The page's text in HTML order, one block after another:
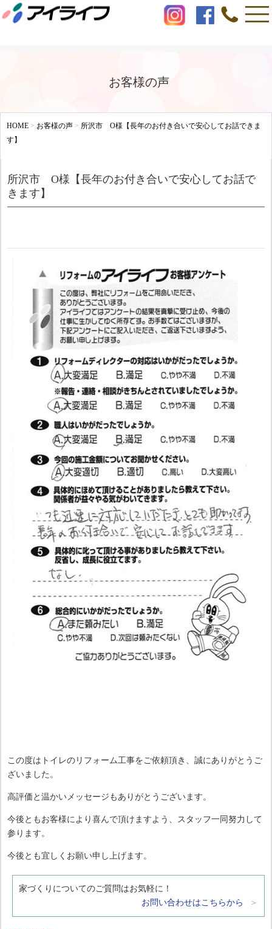
お客様の声
HOME > お客様の声 > 所沢市 O様【長年のお付き合いで安心してお話できま
す】
所沢市 O様【長年のお付き合いで安心してお話で
きます】
この度はトイレのリフォーム工事をご依頼頂き、誠にありがとうご
ざいました。
高評価と温かいメッセージもありがとうございます。
今後ともお客様により喜んで頂けますよう、スタッフ一同努力して
参ります。
今後とも宜しくお願い申し上げます。
家づくりについてのご質問はお気軽に！
お問い合わせはこちらから